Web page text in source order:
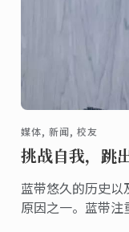
媒体, 新闻, 校友
挑战自我，跳
蓝带悠久的历史
原因之一。蓝带